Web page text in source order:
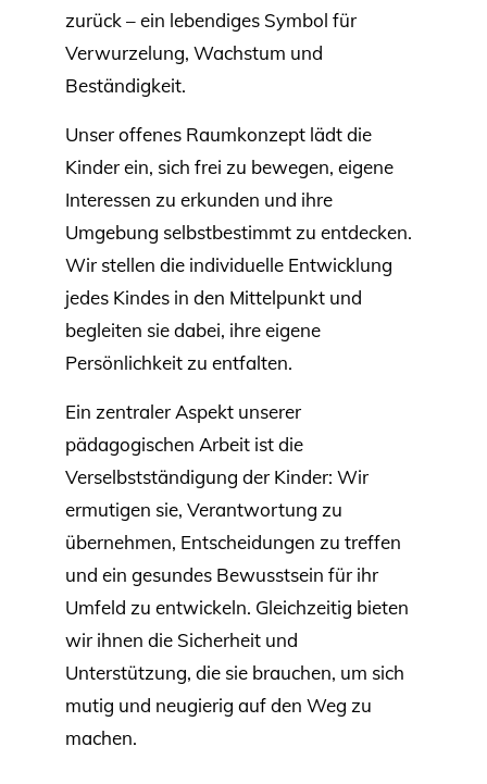
zurück – ein lebendiges Symbol für
Verwurzelung, Wachstum und
Beständigkeit.
Unser offenes Raumkonzept lädt die
Kinder ein, sich frei zu bewegen, eigene
Interessen zu erkunden und ihre
Umgebung selbstbestimmt zu entdecken.
Wir stellen die individuelle Entwicklung
jedes Kindes in den Mittelpunkt und
begleiten sie dabei, ihre eigene
Persönlichkeit zu entfalten.
Ein zentraler Aspekt unserer
pädagogischen Arbeit ist die
Verselbstständigung der Kinder: Wir
ermutigen sie, Verantwortung zu
übernehmen, Entscheidungen zu treffen
und ein gesundes Bewusstsein für ihr
Umfeld zu entwickeln. Gleichzeitig bieten
wir ihnen die Sicherheit und
Unterstützung, die sie brauchen, um sich
mutig und neugierig auf den Weg zu
machen.